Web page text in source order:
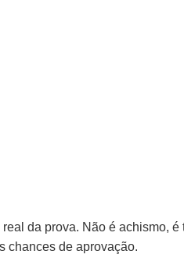
da prova. Não é achismo, é
chances de aprovação.